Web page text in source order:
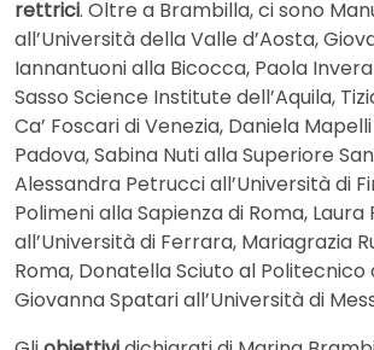
rettrici. Oltre a Brambilla, ci sono
all’Università della Valle d’Aosta,
Iannantuoni alla Bicocca, Paola
Sasso Science Institute dell’Aquila,
Ca’ Foscari di Venezia, Daniela
Padova, Sabina Nuti alla Superiore
Alessandra Petrucci all’Università di
Polimeni alla Sapienza di Roma,
all’Università di Ferrara, Mariagrazia
Roma, Donatella Sciuto al Politecnico
Giovanna Spatari all’Università di